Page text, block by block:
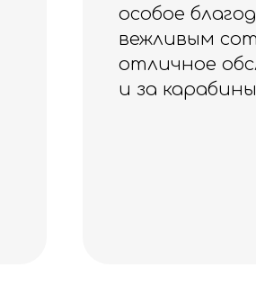
сотрудникам,
обслуживание
в подарок.